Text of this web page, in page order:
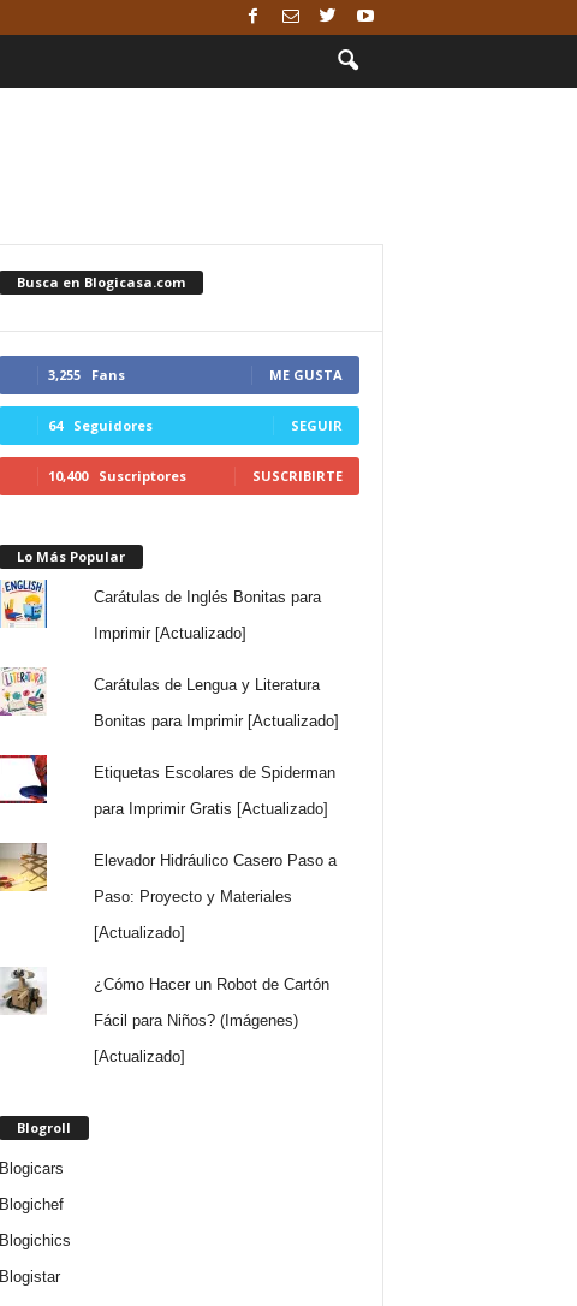
Busca en Blogicasa.com
3,255 Fans ME GUSTA
64 Seguidores SEGUIR
10,400 Suscriptores SUSCRIBIRTE
Lo Más Popular
Carátulas de Inglés Bonitas para
Imprimir [Actualizado]
Carátulas de Lengua y Literatura
Bonitas para Imprimir [Actualizado]
Etiquetas Escolares de Spiderman
para Imprimir Gratis [Actualizado]
Elevador Hidráulico Casero Paso a
Paso: Proyecto y Materiales
[Actualizado]
¿Cómo Hacer un Robot de Cartón
Fácil para Niños? (Imágenes)
[Actualizado]
Blogroll
Blogicars
Blogichef
Blogichics
Blogistar